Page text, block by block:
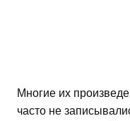
Многие их
часто не